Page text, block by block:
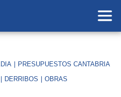
PRESUPUESTOS CANTABRIA
DERRIBOS
OBRAS